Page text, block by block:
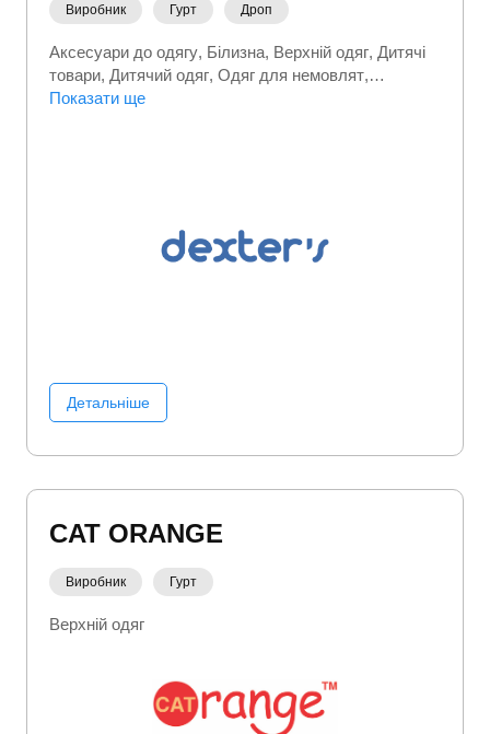
Виробник Гурт Дроп
Аксесуари до одягу Білизна Верхній одяг Дитячі
товари Дитячий одяг Одяг для немовлят
Спортивний (фітнес) одяг
Показати ще
Детальніше
CAT ORANGE
Виробник Гурт
Верхній одяг